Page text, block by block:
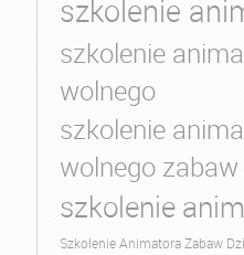
szkolenie
szkolenie
wolnego
szkolenie
wolnego
szkolenie
Szkolenie Animatora Zabaw